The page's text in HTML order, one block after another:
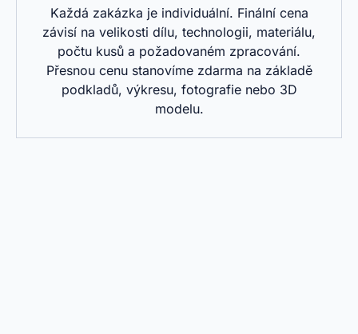
Každá zakázka je individuální. Finální cena
závisí na velikosti dílu, technologii, materiálu,
počtu kusů a požadovaném zpracování.
Přesnou cenu stanovíme zdarma na základě
podkladů, výkresu, fotografie nebo 3D
modelu.